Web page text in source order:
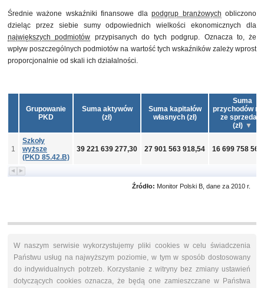
Średnie ważone wskaźniki finansowe dlapodgrup branżowych obliczono
dzieląc przez siebie sumy odpowiednich wielkości ekonomicznych dla
największych podmiotów przypisanych do tych podgrup. Oznacza to, że
wpływ poszczególnych podmiotów na wartość tych wskaźników zależy wprost
proporcjonalnie od skali ich działalności.
Grupowanie
PKD
Suma aktywów
(zł)
Suma kapitałów
własnych (zł)
Suma
przychodów
ze sprzedaży
(zł)
1
Szkoły
wyższe
(PKD 85.42.B)
39 221 639 277,30 27 901 563 918,54 16 699 758
Źródło: Monitor Polski B, dane za 2010 r.
W naszym serwisie wykorzystujemy pliki cookies w celu świadczenia
Państwu usług na najwyższym poziomie, w tym w sposób dostosowany
do indywidualnych potrzeb. Korzystanie z witryny bez zmiany ustawień
dotyczących cookies oznacza, że będą one zamieszczane w Państwa